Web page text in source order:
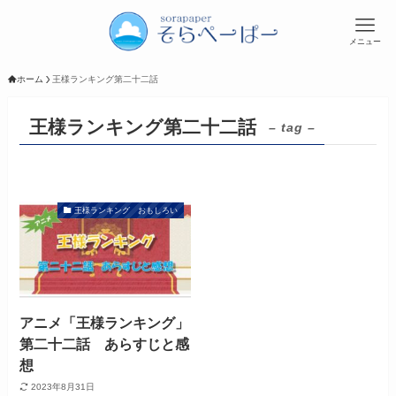
メニュー
ホーム 王様ランキング第二十二話
王様ランキング第二十二話 – tag –
王様ランキング おもしろい
アニメ「王様ランキング」
第二十二話 あらすじと感
想
2023年8月31日